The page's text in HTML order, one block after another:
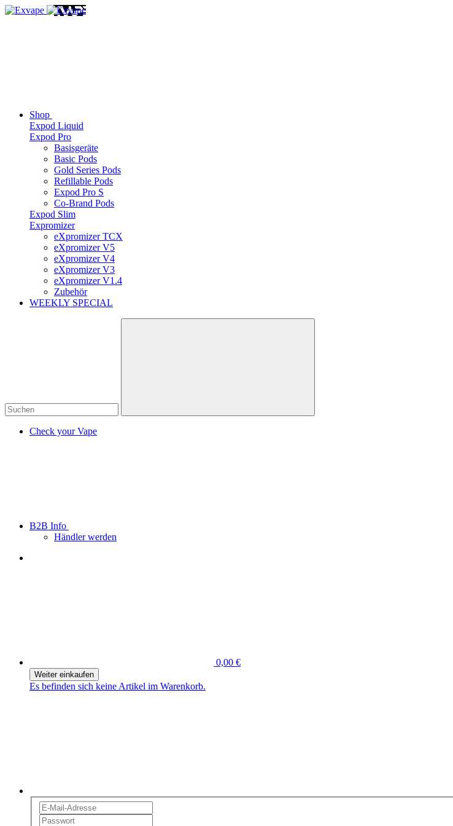
Shop
Expod Liquid
Expod Pro
Basisgeräte
Basic Pods
Gold Series Pods
Refillable Pods
Expod Pro S
Co-Brand Pods
Expod Slim
Expromizer
eXpromizer TCX
eXpromizer V5
eXpromizer V4
eXpromizer V3
eXpromizer V1.4
Zubehör
WEEKLY SPECIAL
Check your Vape
B2B Info
Händler werden
0,00 €
Weiter einkaufen
Es befinden sich keine Artikel im Warenkorb.